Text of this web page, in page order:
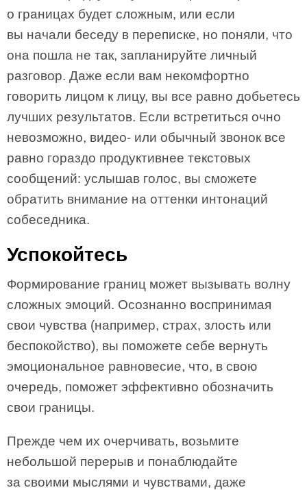
о границах будет сложным, или если
вы начали беседу в переписке, но поняли, что
она пошла не так, запланируйте личный
разговор. Даже если вам некомфортно
говорить лицом к лицу, вы все равно добьетесь
лучших результатов. Если встретиться очно
невозможно, видео- или обычный звонок все
равно гораздо продуктивнее текстовых
сообщений: услышав голос, вы сможете
обратить внимание на оттенки интонаций
собеседника.
Успокойтесь
Формирование границ может вызывать волну
сложных эмоций. Осознанно воспринимая
свои чувства (например, страх, злость или
беспокойство), вы поможете себе вернуть
эмоциональное равновесие, что, в свою
очередь, поможет эффективно обозначить
свои границы.
Прежде чем их очерчивать, возьмите
небольшой перерыв и понаблюдайте
за своими мыслями и чувствами, даже